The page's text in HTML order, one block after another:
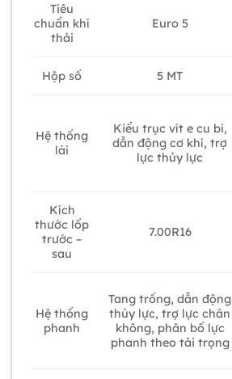
Tiêu
chuẩn khí
thải
Euro 5
Hộp số 5 MT
Hệ thống
lái
Kiểu trục vít e cu bi,
dẫn động cơ khí, trợ
lực thủy lực
Kích
thước lốp
trước –
sau
7.00R16
Hệ thống
phanh
Tang trống, dẫn động
thủy lực, trợ lực chân
không, phân bố lực
phanh theo tải trọng